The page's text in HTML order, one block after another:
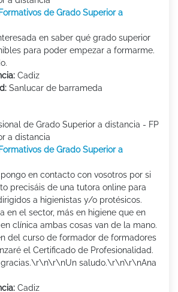
de Grado Superior a
en saber qué grado superior
para poder empezar a formarme.
Cadiz
Sanlucar de barrameda
de Grado Superior a distancia - FP
a distancia
de Grado Superior a
pongo en contacto con vosotros por si
precisáis de una tutora online para
a higienistas y/o protésicos.
en el sector, más en higiene que en
clínica ambas cosas van de la mano.
del curso de formador de formadores
el Certificado de Profesionalidad.
saludo.\r\n\r\nAna
Cadiz